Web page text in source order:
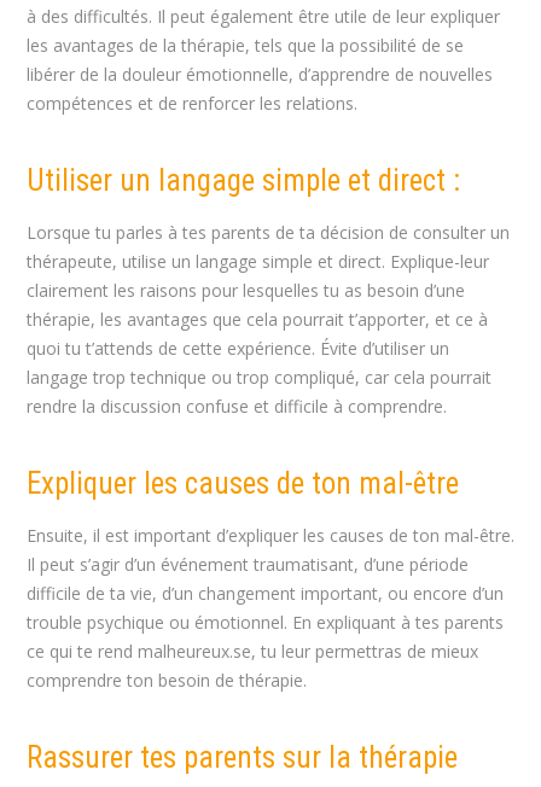
à des difficultés. Il peut également être utile de leur expliquer
les avantages de la thérapie, tels que la possibilité de se
libérer de la douleur émotionnelle, d’apprendre de nouvelles
compétences et de renforcer les relations.
Utiliser un langage simple et direct :
Lorsque tu parles à tes parents de ta décision de consulter un
thérapeute, utilise un langage simple et direct. Explique-leur
clairement les raisons pour lesquelles tu as besoin d’une
thérapie, les avantages que cela pourrait t’apporter, et ce à
quoi tu t’attends de cette expérience. Évite d’utiliser un
langage trop technique ou trop compliqué, car cela pourrait
rendre la discussion confuse et difficile à comprendre.
Expliquer les causes de ton mal-être
Ensuite, il est important d’expliquer les causes de ton mal-être.
Il peut s’agir d’un événement traumatisant, d’une période
difficile de ta vie, d’un changement important, ou encore d’un
trouble psychique ou émotionnel. En expliquant à tes parents
ce qui te rend malheureux.se, tu leur permettras de mieux
comprendre ton besoin de thérapie.
Rassurer tes parents sur la thérapie